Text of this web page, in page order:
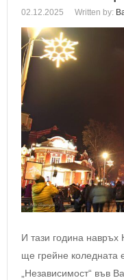
02.12.2025 Written by:
И тази година навръх
ще грейне коледната
„Независимост“ във